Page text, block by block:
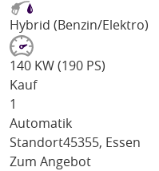
Hybrid (Benzin/Elektro)
140 KW (190 PS)
Kauf
1
Automatik
Standort45355, Essen
Zum Angebot